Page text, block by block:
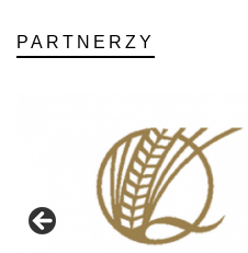
PARTNERZY